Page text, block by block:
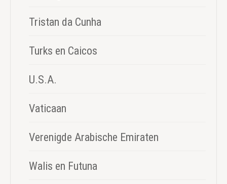
Tristan da Cunha
Turks en Caicos
U.S.A.
Vaticaan
Verenigde Arabische Emiraten
Walis en Futuna